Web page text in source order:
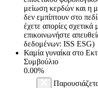
μείωση κερδών και η
δεν εμπίπτουν στο
έχετε απορίες σχετικά
επικοινωνήστε
δεδομένων: ISS ESG)
Καμία γυναίκα στο
Συμβούλιο
0.00%